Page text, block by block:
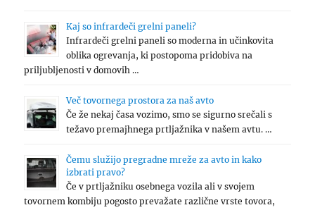
Kaj so infrardeči grelni paneli?
Infrardeči grelni paneli so moderna in učinkovita
oblika ogrevanja, ki postopoma pridobiva na
priljubljenosti v domovih …
Več tovornega prostora za naš avto
Če že nekaj časa vozimo, smo se sigurno srečali s
težavo premajhnega prtljažnika v našem avtu. …
Čemu služijo pregradne mreže za avto in kako
izbrati pravo?
Če v prtljažniku osebnega vozila ali v svojem
tovornem kombiju pogosto prevažate različne vrste tovora,